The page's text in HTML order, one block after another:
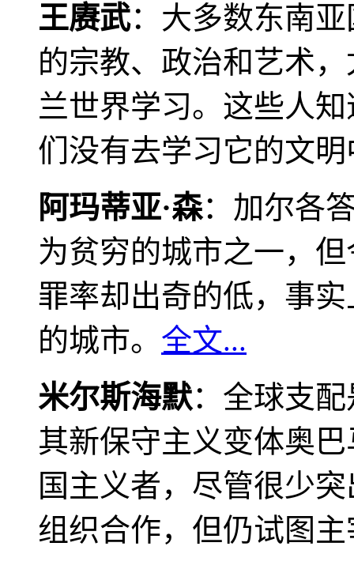
王赓武：大多数东南
的宗教、政治和艺术
兰世界学习。这些人
们没有去学习它的文
阿玛蒂亚·森：加尔各
为贫穷的城市之一，
罪率却出奇的低，事
的城市。 全文...
米尔斯海默：全球支
其新保守主义变体奥
国主义者，尽管很少
组织合作，但仍试图